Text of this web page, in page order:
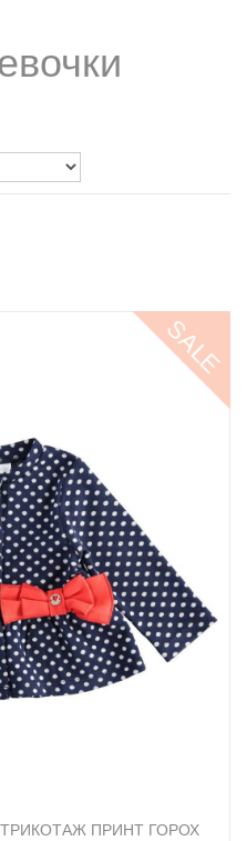
SALE
ПРИНТ ГОРОХ